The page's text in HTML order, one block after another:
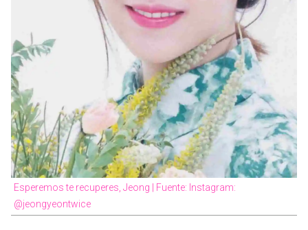
Esperemos te recuperes, Jeong | Fuente: Instagram:
@jeongyeontwice